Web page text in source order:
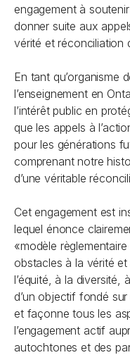
engagement à
donner suite aux
vérité et réconciliation
En tant qu’organisme
l’enseignement en
l’intérêt public en
que les appels à
pour les générations
comprenant notre
d’une véritable
Cet engagement est
lequel énonce
«modèle règlementaire
obstacles à la vérité et
l’équité, à la diversité,
d’un objectif fondé
et façonne tous les
l’engagement actif
autochtones et des